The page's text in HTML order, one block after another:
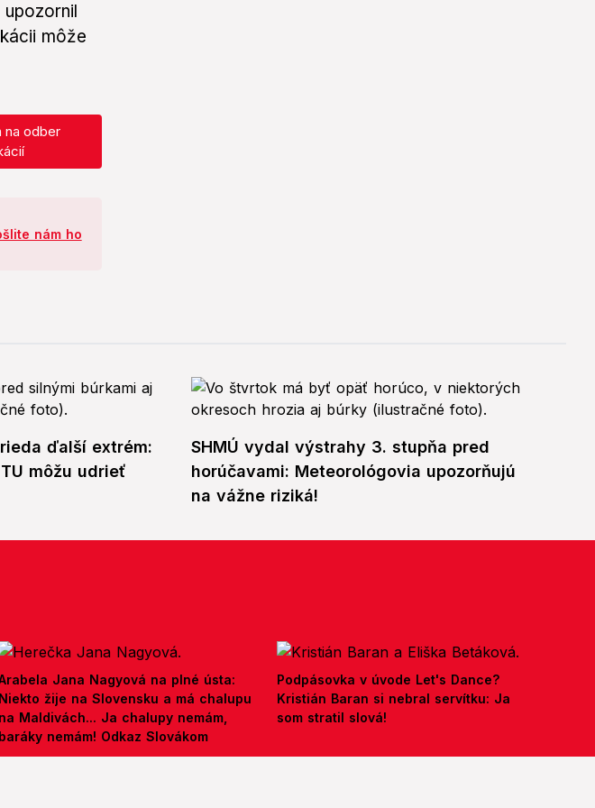
upozornil
môže
na odber
nám ho
ďalší extrém:
môžu udrieť
SHMÚ vydal výstrahy 3. stupňa pred
horúčavami: Meteorológovia upozorňujú
na vážne riziká!
Jana Nagyová na plné ústa:
Niekto žije na Slovensku a má chalupu
na Maldivách... Ja chalupy nemám,
baráky nemám! Odkaz Slovákom
Podpásovka v úvode Let's Dance?
Kristián Baran si nebral servítku: Ja
som stratil slová!